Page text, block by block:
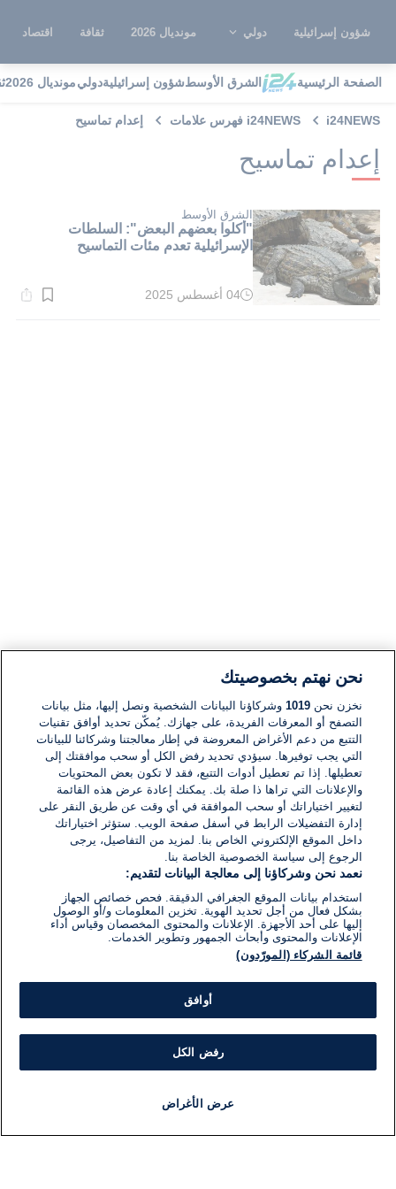
شؤون إسرائيلية دولي مونديال 2026 ثقافة اقتصاد
الصفحة الرئيسية الشرق الأوسطشؤون إسرائيليةدوليمونديال 2026
i24NEWS i24NEWS فهرس علامات إعدام تماسيح
إعدام تماسيح
الشرق الأوسط
"أكلوا بعضهم البعض": السلطات
الإسرائيلية تعدم مئات التماسيح
وقت
04 أغسطس 2025
نحن نهتم بخصوصيتك
نخزن نحن1019 وشركاؤنا البيانات الشخصية ونصل إليها، مثل بيانات
التصفح أو المعرفات الفريدة، على جهازك. يُمكّن تحديد أوافق تقنيات
التتبع من دعم الأغراض المعروضة في إطار معالجتنا وشركائنا للبيانات
التي يجب توفيرها. سيؤدي تحديد رفض الكل أو سحب موافقتك إلى
تعطيلها. إذا تم تعطيل أدوات التتبع، فقد لا تكون بعض المحتويات
والإعلانات التي تراها ذا صلة بك. يمكنك إعادة عرض هذه القائمة
لتغيير اختياراتك أو سحب الموافقة في أي وقت عن طريق النقر على
إدارة التفضيلات الرابط في أسفل صفحة الويب. ستؤثر اختياراتك
داخل الموقع الإلكتروني الخاص بنا. لمزيد من التفاصيل، يرجى
الرجوع إلى سياسة الخصوصية الخاصة بنا.
نعمد نحن وشركاؤنا إلى معالجة البيانات لتقديم:
استخدام بيانات الموقع الجغرافي الدقيقة. فحص خصائص الجهاز
بشكل فعال من أجل تحديد الهوية. تخزين المعلومات و/أو الوصول
إليها على أحد الأجهزة. الإعلانات والمحتوى المخصصان وقياس أداء
الإعلانات والمحتوى وأبحاث الجمهور وتطوير الخدمات.
قائمة الشركاء (المورّدون)
أوافق
رفض الكل
عرض الأغراض